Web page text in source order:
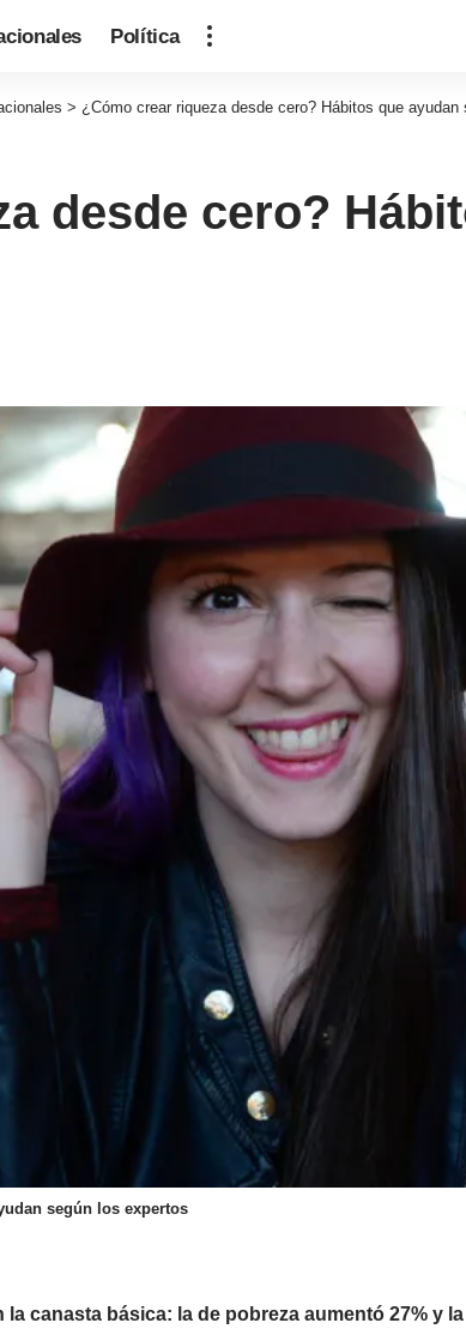
Política
> ¿Cómo crear riqueza desde cero? Hábitos que ayudan
desde cero?
según los expertos
la canasta básica: la de pobreza aumentó 27% y